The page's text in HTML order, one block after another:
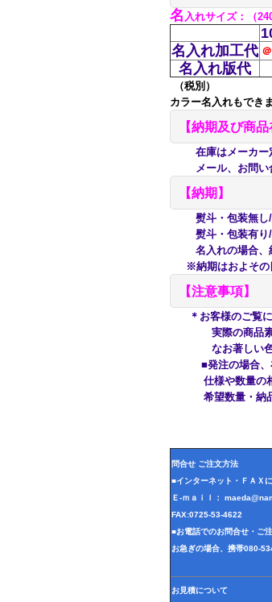
名 入れサイズ：（
名入れ加工代
名入れ版代
（税別）
カラー名入れもでき
【納期及び商品
在庫はメーカー定
メール、お問い合
【納期】
熨斗・包装無し/
熨斗・包装有り/
名入れの場合、
※納期はおよその目
【注意事項】
＊お客様のご覧
実際の商品素材の
なお著しい色の
■発注の場合、在
仕様や数量の相
希望数量・納品先
問合せ ご注文方法
■インターネット・ＦＡＸ
Ｅ-ｍａｉｌ：
FAX:0725-53-4622
■お電話でのお問合せ・ご
お急ぎの場合、携帯080-
お見積について